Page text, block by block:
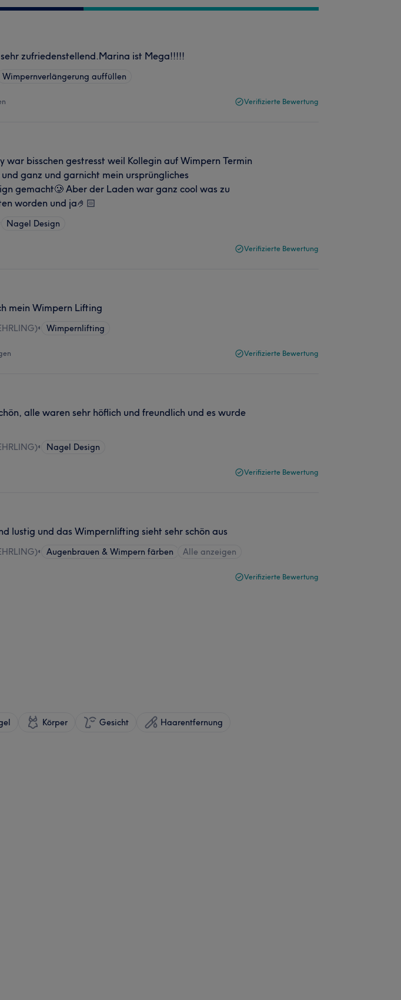
zufriedenstellend.Marina ist Mega!!!!!
Wimpernverlängerung auffüllen
Verifizierte Bewertung
war bisschen gestresst weil Kollegin auf Wimpern Termin
ganz und garnicht mein ursprüngliches
gemacht🥲 Aber der Laden war ganz cool was zu
worden und ja🤌🏻
Nagel Design
Verifizierte Bewertung
mein Wimpern Lifting
• Wimpernlifting
Verifizierte Bewertung
alle waren sehr höflich und freundlich und es wurde
• Nagel Design
Verifizierte Bewertung
lustig und das Wimpernlifting sieht sehr schön aus
• Augenbrauen & Wimpern färben Alle anzeigen
Verifizierte Bewertung
Körper Gesicht Haarentfernung